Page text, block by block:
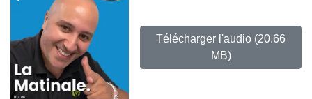
Télécharger l'audio (20.66
MB)